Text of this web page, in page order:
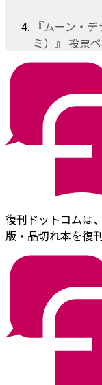
『ムーン・
ミ）』 投票
復刊ドットコムは
版・品切れ本を復